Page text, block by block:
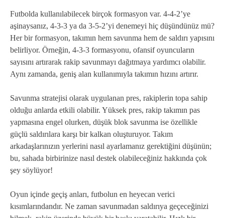
Futbolda kullanılabilecek birçok formasyon var. 4-4-2’ye
aşinaysanız, 4-3-3 ya da 3-5-2’yi denemeyi hiç düşündünüz mü?
Her bir formasyon, takımın hem savunma hem de saldırı yapısını
belirliyor. Örneğin, 4-3-3 formasyonu, ofansif oyuncuların
sayısını artırarak rakip savunmayı dağıtmaya yardımcı olabilir.
Aynı zamanda, geniş alan kullanımıyla takımın hızını artırır.
Savunma stratejisi olarak uygulanan pres, rakiplerin topa sahip
olduğu anlarda etkili olabilir. Yüksek pres, rakip takımın pas
yapmasına engel olurken, düşük blok savunma ise özellikle
güçlü saldırılara karşı bir kalkan oluşturuyor. Takım
arkadaşlarınızın yerlerini nasıl ayarlamanız gerektiğini düşünün;
bu, sahada birbirinize nasıl destek olabileceğiniz hakkında çok
şey söylüyor!
Oyun içinde geçiş anları, futbolun en heyecan verici
kısımlarındandır. Ne zaman savunmadan saldırıya geçeceğinizi